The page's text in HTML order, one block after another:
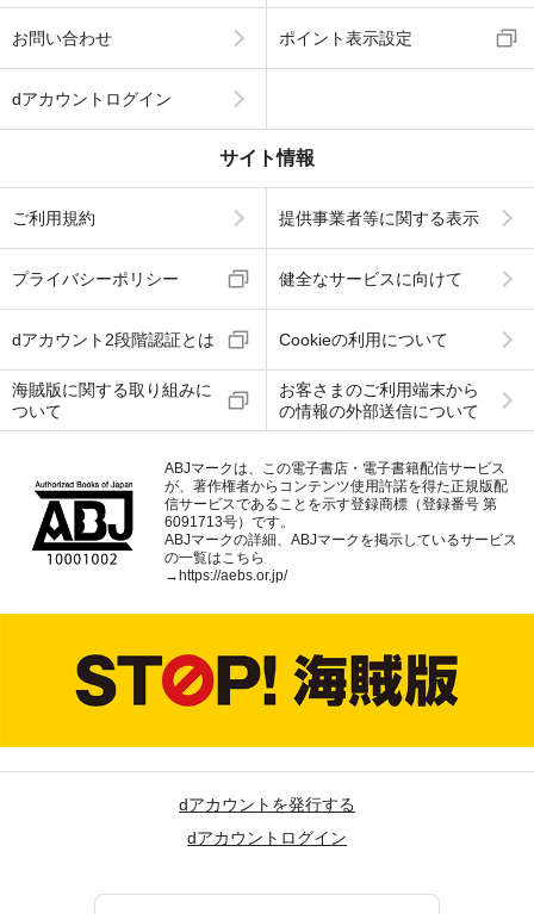
お問い合わせ ポイント表示設定
dアカウントログイン
サイト情報
ご利用規約 提供事業者等に関する表示
プライバシーポリシー 健全なサービスに向けて
dアカウント2段階認証とは Cookieの利用について
海賊版に関する取り組みに
ついて
お客さまのご利用端末から
の情報の外部送信について
ABJマークは、この電子書店・電子書籍配信サービス
が、著作権者からコンテンツ使用許諾を得た正規版配
信サービスであることを示す登録商標（登録番号 第
6091713号）です。
ABJマークの詳細、ABJマークを掲示しているサービス
の一覧はこちら
→ https://aebs.or.jp/
dアカウントを発行する
dアカウントログイン